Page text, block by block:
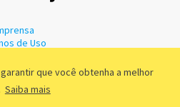
que você obtenha a melhor
Saiba mais
de Uso